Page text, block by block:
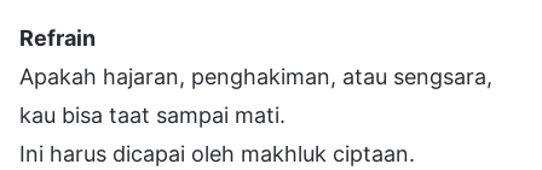
Refrain
Apakah hajaran, penghakiman, atau sengsara,
kau bisa taat sampai mati.
Ini harus dicapai oleh makhluk ciptaan.